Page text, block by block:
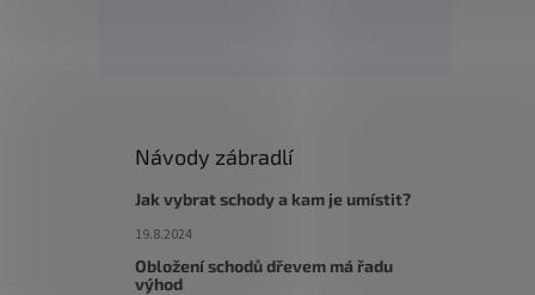
Návody zábradlí
Jak vybrat schody a kam je umístit?
19.8.2024
Obložení schodů dřevem má řadu
výhod